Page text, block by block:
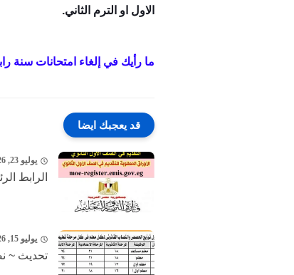
الاول او الترم الثاني.
ما رأيك في إلغاء امتحانات سنة
قد يعجبك ايضا
يوليو 23, 2026
الرابط
يوليو 15, 2026
تحديث ~ نصاب